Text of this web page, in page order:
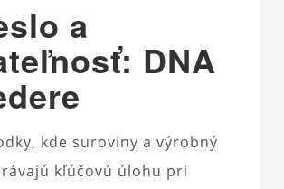
a
DNA
kde suroviny a výrobný
kľúčovú úlohu pri